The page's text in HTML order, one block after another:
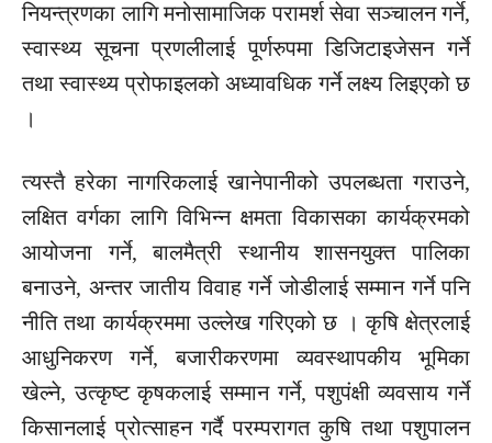
नियन्त्रणका लागि मनोसामाजिक परामर्श सेवा सञ्चालन गर्ने,
स्वास्थ्य सूचना प्रणलीलाई पूर्णरुपमा डिजिटाइजेसन गर्ने
तथा स्वास्थ्य प्रोफाइलको अध्यावधिक गर्ने लक्ष्य लिइएको छ
।
त्यस्तै हरेका नागरिकलाई खानेपानीको उपलब्धता गराउने,
लक्षित वर्गका लागि विभिन्न क्षमता विकासका कार्यक्रमको
आयोजना गर्ने, बालमैत्री स्थानीय शासनयुक्त पालिका
बनाउने, अन्तर जातीय विवाह गर्ने जोडीलाई सम्मान गर्ने पनि
नीति तथा कार्यक्रममा उल्लेख गरिएको छ । कृषि क्षेत्रलाई
आधुनिकरण गर्ने, बजारीकरणमा व्यवस्थापकीय भूमिका
खेल्ने, उत्कृष्ट कृषकलाई सम्मान गर्ने, पशुपंक्षी व्यवसाय गर्ने
किसानलाई प्रोत्साहन गर्दै परम्परागत कुषि तथा पशुपालन